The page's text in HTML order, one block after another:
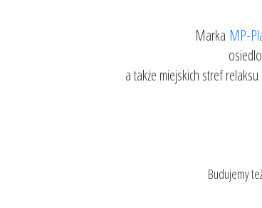
Marka MP-
a także miejskich stref
Budujemy